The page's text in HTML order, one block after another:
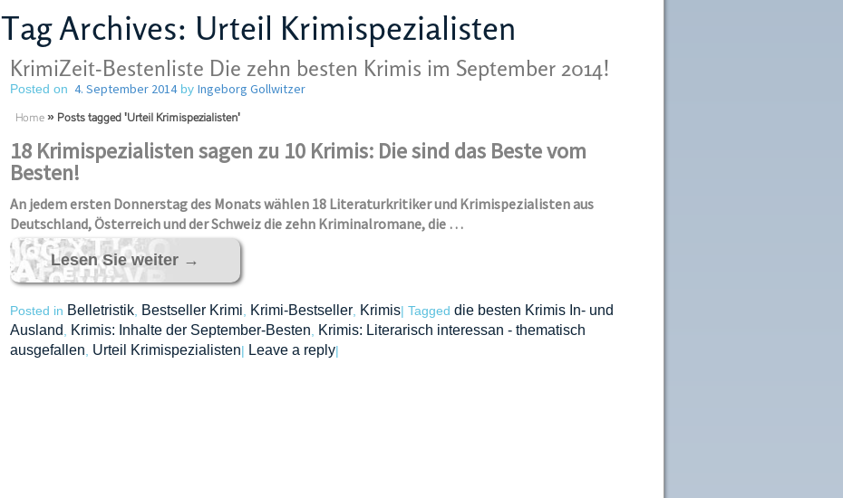
Tag Archives: Urteil Krimispezialisten
KrimiZeit-Bestenliste Die zehn besten Krimis im September 2014!
Posted on 4. September 2014by Ingeborg Gollwitzer
Home » Posts tagged 'Urteil Krimispezialisten'
18 Krimispezialisten sagen zu 10 Krimis: Die sind das Beste vom
Besten!
An jedem ersten Donnerstag des Monats wählen 18 Literaturkritiker und Krimispezialisten aus
Deutschland, Österreich und der Schweiz die zehn Kriminalromane, die …
Lesen Sie weiter →
Posted in Belletristik, Bestseller Krimi Krimi-Bestseller, Krimis| Tagged die besten Krimis In- und
Ausland
Krimis: Inhalte der September-Besten
Krimis: Literarisch interessan - thematisch
ausgefallen Urteil Krimispezialisten| Leave a reply|